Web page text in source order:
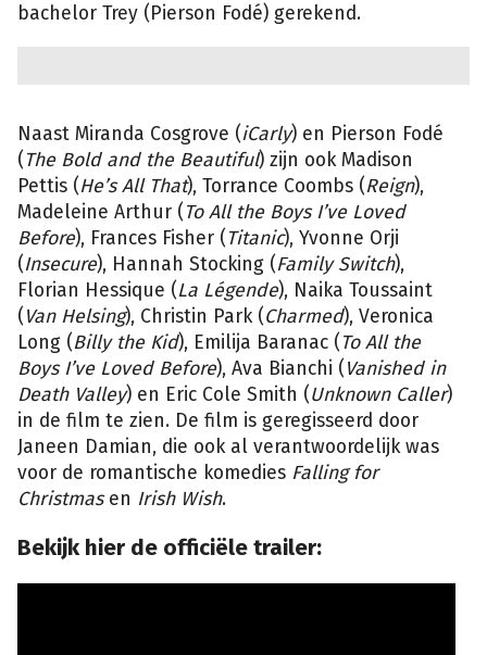
bachelor Trey (Pierson Fodé) gerekend.
Naast Miranda Cosgrove (iCarly) en Pierson Fodé
(The Bold and the Beautiful) zijn ook Madison
Pettis (He’s All That), Torrance Coombs (Reign),
Madeleine Arthur (To All the Boys I’ve Loved
Before), Frances Fisher (Titanic), Yvonne Orji
(Insecure), Hannah Stocking (Family Switch),
Florian Hessique (La Légende), Naika Toussaint
(Van Helsing), Christin Park (Charmed), Veronica
Long (Billy the Kid), Emilija Baranac (To All the
Boys I’ve Loved Before), Ava Bianchi (Vanished in
Death Valley) en Eric Cole Smith (Unknown Caller)
in de film te zien. De film is geregisseerd door
Janeen Damian, die ook al verantwoordelijk was
voor de romantische komedies Falling for
Christmasen Irish Wish.
Bekijk hier de officiële trailer: